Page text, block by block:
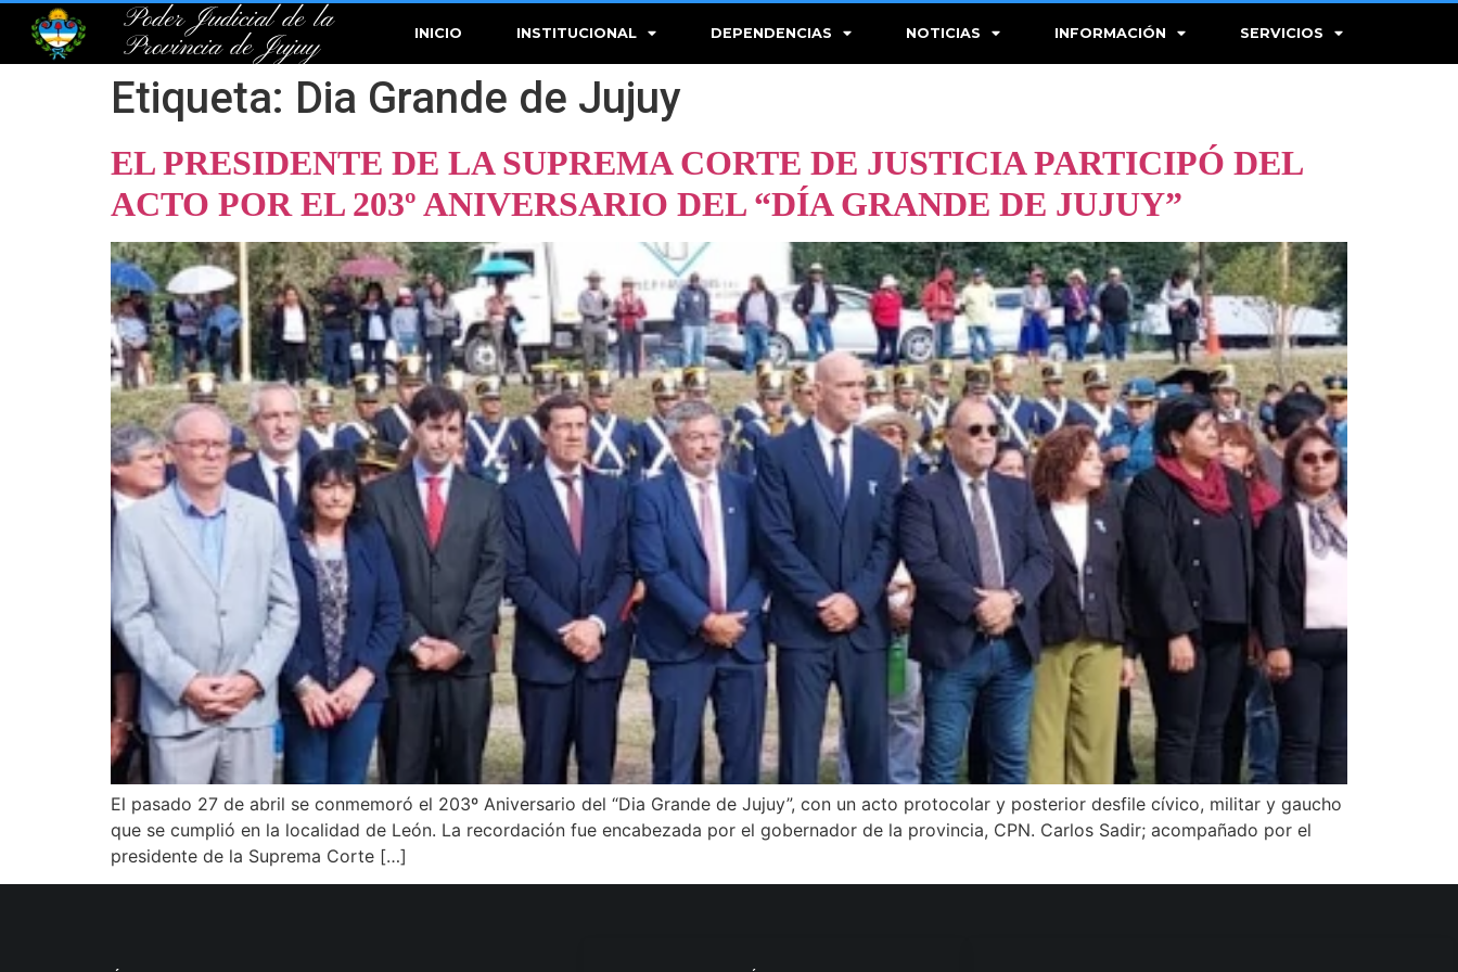
Poder Judicial de la
Provincia de Jujuy
INICIO INSTITUCIONAL DEPENDENCIAS NOTICIAS INFORMACIÓN SERVICIOS
Etiqueta: Dia Grande de Jujuy
EL PRESIDENTE DE LA SUPREMA CORTE DE JUSTICIA PARTICIPÓ DEL
ACTO POR EL 203º ANIVERSARIO DEL “DÍA GRANDE DE JUJUY”
El pasado 27 de abril se conmemoró el 203º Aniversario del “Dia Grande de Jujuy”, con un acto protocolar y posterior desfile cívico, militar y gaucho
que se cumplió en la localidad de León. La recordación fue encabezada por el gobernador de la provincia, CPN. Carlos Sadir; acompañado por el
presidente de la Suprema Corte […]